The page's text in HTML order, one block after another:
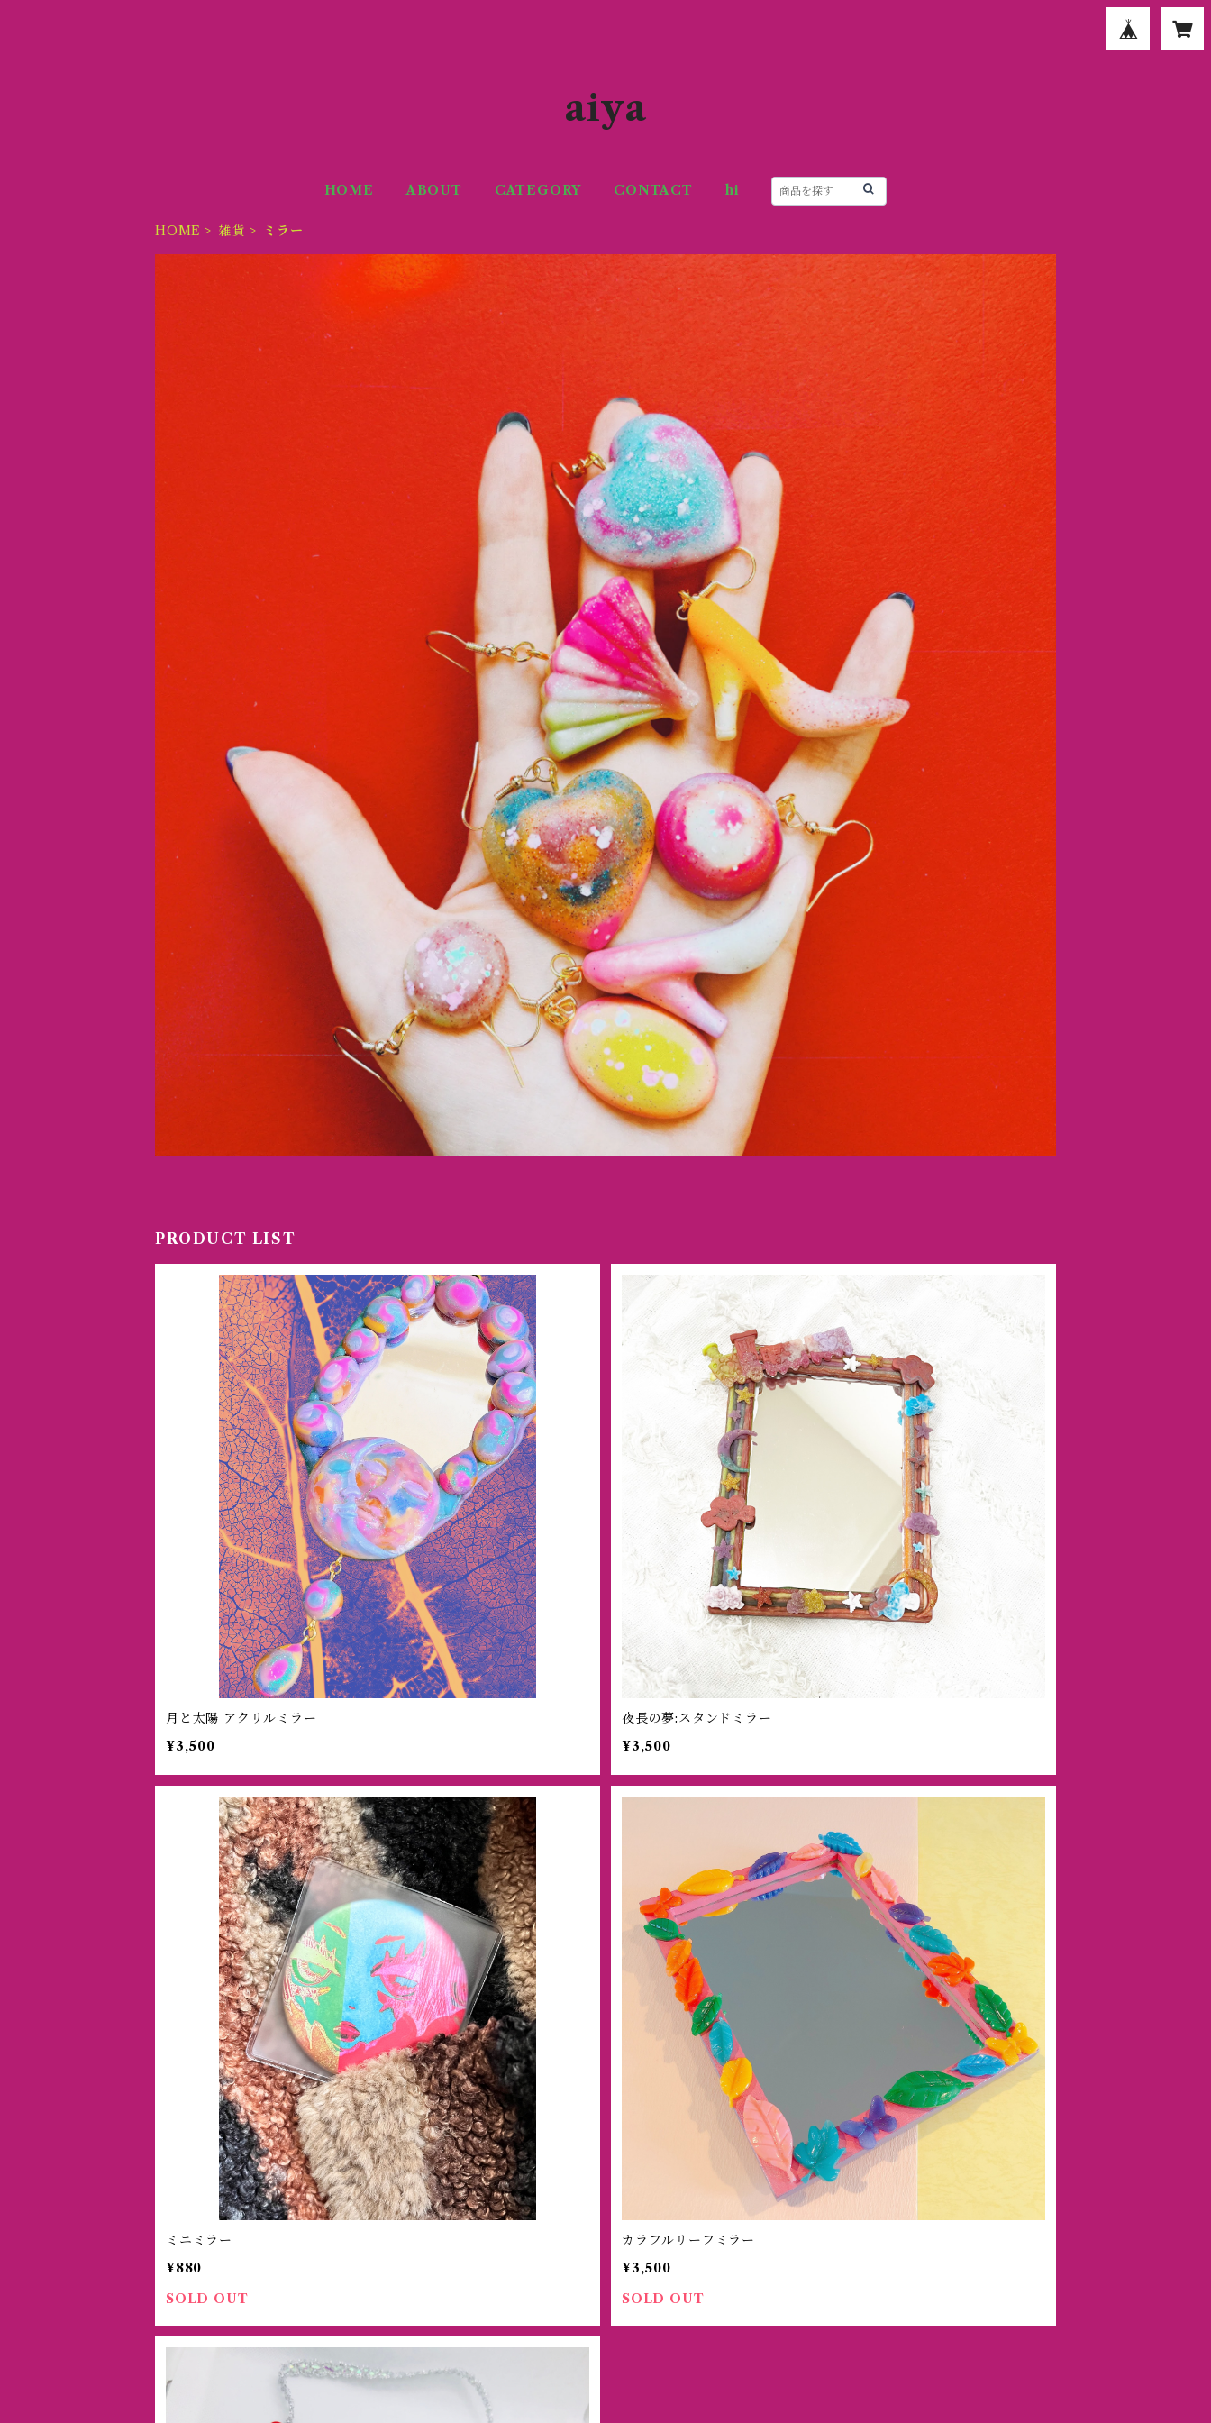
aiya
HOME ABOUT CATEGORY CONTACT hi
HOME 雑貨 ミラー
PRODUCT LIST
月と太陽 アクリルミラー
¥3,500
夜長の夢:スタンドミラー
¥3,500
ミニミラー
¥880
SOLD OUT
カラフルリーフミラー
¥3,500
SOLD OUT